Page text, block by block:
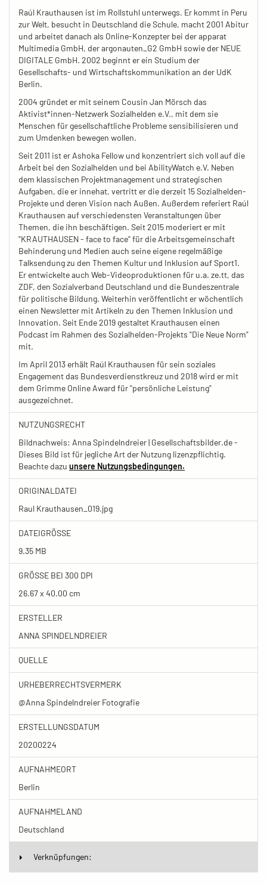
Raúl Krauthausen ist im Rollstuhl unterwegs. Er kommt in Peru
zur Welt, besucht in Deutschland die Schule, macht 2001 Abitur
und arbeitet danach als Online-Konzepter bei der apparat
Multimedia GmbH, der argonauten_G2 GmbH sowie der NEUE
DIGITALE GmbH. 2002 beginnt er ein Studium der
Gesellschafts- und Wirtschaftskommunikation an der UdK
Berlin.
2004 gründet er mit seinem Cousin Jan Mörsch das
Aktivist*innen-Netzwerk Sozialhelden e.V., mit dem sie
Menschen für gesellschaftliche Probleme sensibilisieren und
zum Umdenken bewegen wollen.
Seit 2011 ist er Ashoka Fellow und konzentriert sich voll auf die
Arbeit bei den Sozialhelden und bei AbilityWatch e.V. Neben
dem klassischen Projektmanagement und strategischen
Aufgaben, die er innehat, vertritt er die derzeit 15 Sozialhelden-
Projekte und deren Vision nach Außen. Außerdem referiert Raúl
Krauthausen auf verschiedensten Veranstaltungen über
Themen, die ihn beschäftigen. Seit 2015 moderiert er mit
"KRAUTHAUSEN - face to face" für die Arbeitsgemeinschaft
Behinderung und Medien auch seine eigene regelmäßige
Talksendung zu den Themen Kultur und Inklusion auf Sport1.
Er entwickelte auch Web-Videoproduktionen für u.a. ze.tt, das
ZDF, den Sozialverband Deutschland und die Bundeszentrale
für politische Bildung. Weiterhin veröffentlicht er wöchentlich
einen Newsletter mit Artikeln zu den Themen Inklusion und
Innovation. Seit Ende 2019 gestaltet Krauthausen einen
Podcast im Rahmen des Sozialhelden-Projekts "Die Neue Norm"
mit.
Im April 2013 erhält Raúl Krauthausen für sein soziales
Engagement das Bundesverdienstkreuz und 2018 wird er mit
dem Grimme Online Award für "persönliche Leistung"
ausgezeichnet.
NUTZUNGSRECHT
Bildnachweis: Anna Spindelndreier | Gesellschaftsbilder.de -
Dieses Bild ist für jegliche Art der Nutzung lizenzpflichtig.
Beachte dazu unsere Nutzungsbedingungen.
ORIGINALDATEI
Raul Krauthausen_019.jpg
DATEIGRÖSSE
9.35 MB
GRÖSSE BEI 300 DPI
26.67 x 40.00 cm
ERSTELLER
ANNA SPINDELNDREIER
QUELLE
URHEBERRECHTSVERMERK
@Anna Spindelndreier Fotografie
ERSTELLUNGSDATUM
20200224
AUFNAHMEORT
Berlin
AUFNAHMELAND
Deutschland
Verknüpfungen: